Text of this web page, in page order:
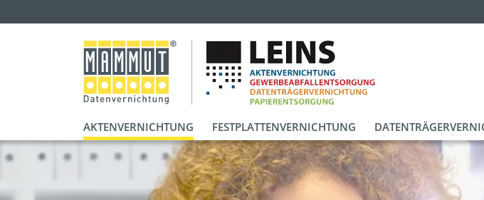
AKTENVERNICHTUNG FESTPLATTENVERNICHTUNG